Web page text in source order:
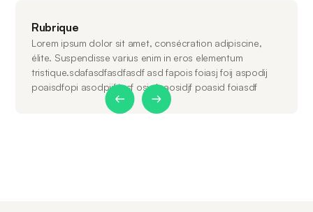
Rubrique
Lorem ipsum dolor sit amet, consécration adipiscine,
élite. Suspendisse varius enim in eros elementum
tristique.sdafasdfasdfasdf asd fapois foiasj foij aspodij
poaisdfopi asodpijf iosf osj dpaosidjf poasid foiasdf